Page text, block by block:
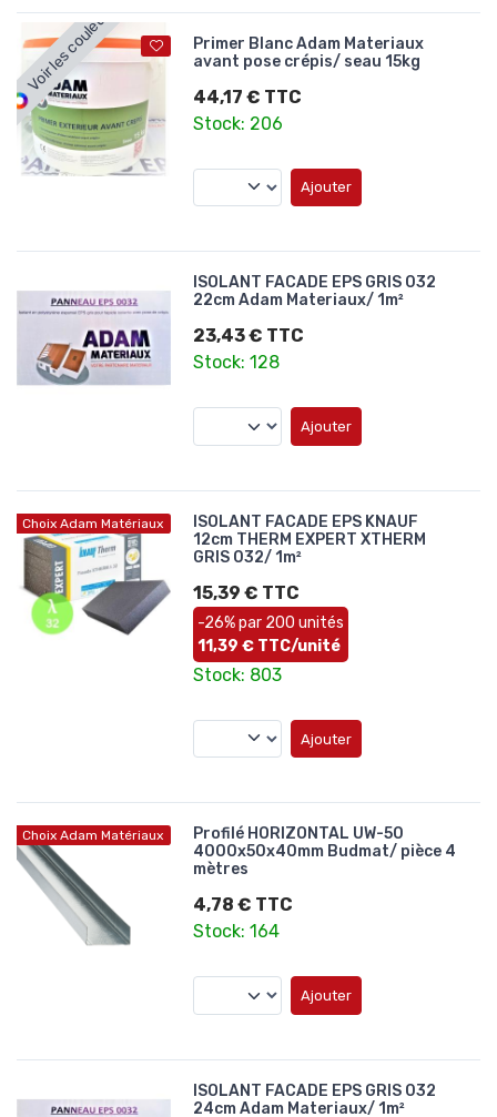
Voir les couleurs
Primer Blanc Adam Materiaux
avant pose crépis/ seau 15kg
44,17 € TTC
Stock: 206
Ajouter
ISOLANT FACADE EPS GRIS 032
22cm Adam Materiaux/ 1m²
23,43 € TTC
Stock: 128
Ajouter
Choix Adam Matériaux
ISOLANT FACADE EPS KNAUF
12cm THERM EXPERT XTHERM
GRIS 032/ 1m²
15,39 € TTC
-26% par 200 unités
11,39 € TTC/unité
Stock: 803
Ajouter
Choix Adam Matériaux
Profilé HORIZONTAL UW-50
4000x50x40mm Budmat/ pièce 4
mètres
4,78 € TTC
Stock: 164
Ajouter
ISOLANT FACADE EPS GRIS 032
24cm Adam Materiaux/ 1m²